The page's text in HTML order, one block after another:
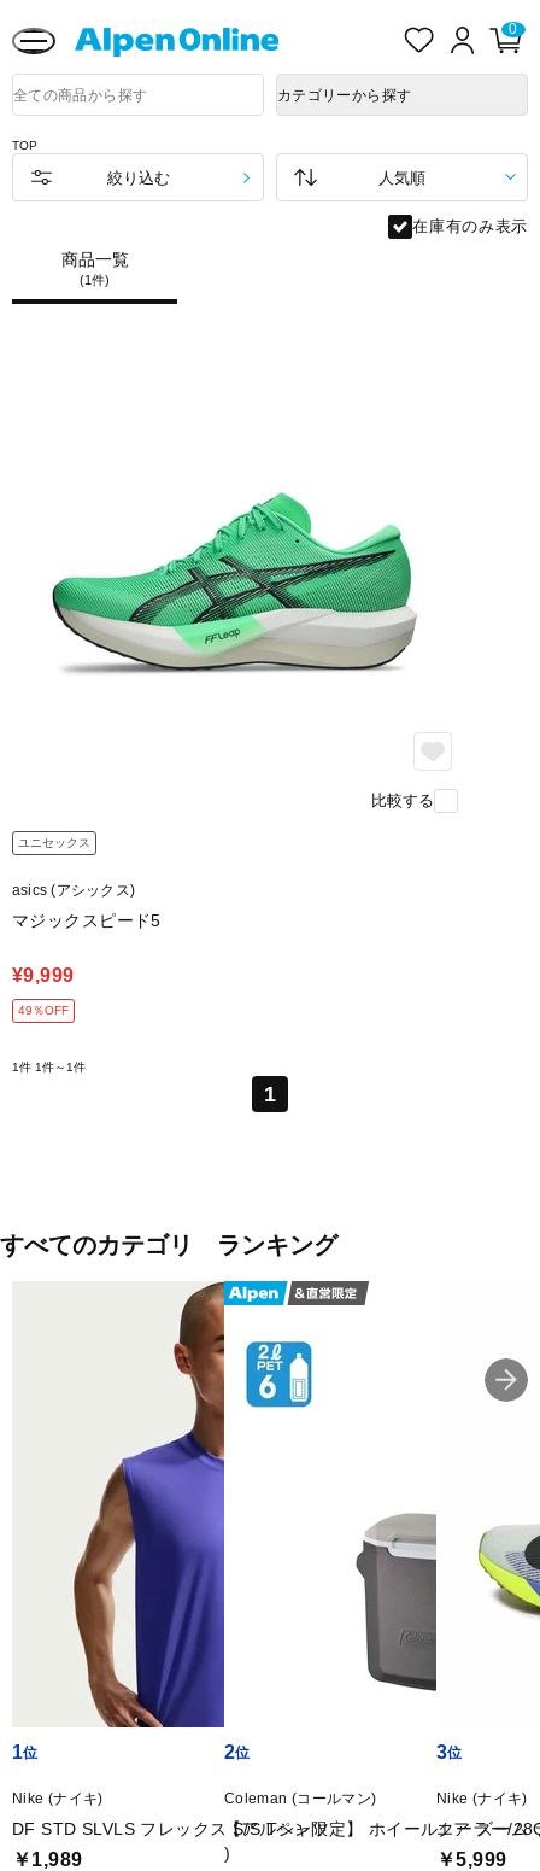
入
ロ
ン
0
品
検
カテゴリーから探す
TOP
商品一覧
(1件)
絞り込む
在庫有のみ表示
比較する
ユニセックス
asics (アシックス)
マジックスピード5
¥9,999
49％OFF
1件 1件～1件
1
すべてのカテゴリ ランキング
1
Nike (ナイキ)
DF STD SLVLS フレックス S/S Tシャツ
￥1,989
2
Coleman (コールマン)
【アルペン限定】 ホイールクーラー/
)
3
Nike (ナイキ)
エア ズーム
￥5,999